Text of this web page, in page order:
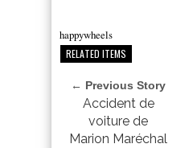
happywheels
RELATED ITEMS
← Previous Story
Accident de
voiture de
Marion Maréchal